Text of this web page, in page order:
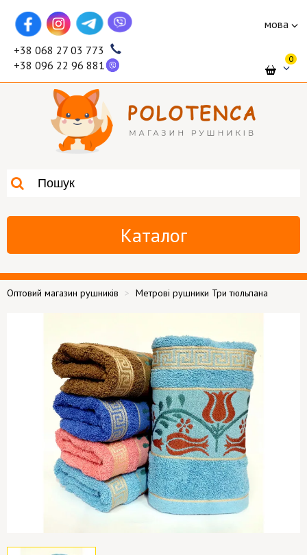
мова
+38 068 27 03 773
+38 096 22 96 881
0
Каталог
Оптовий магазин рушників Метрові рушники Три тюльпана